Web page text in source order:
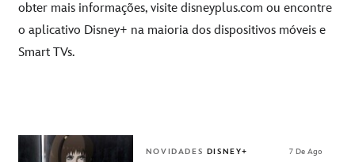
obter mais informações, visite disneyplus.com ou encontre
o aplicativo Disney+ na maioria dos dispositivos móveis e
Smart TVs.
NOVIDADES DISNEY+ 7 De Ago